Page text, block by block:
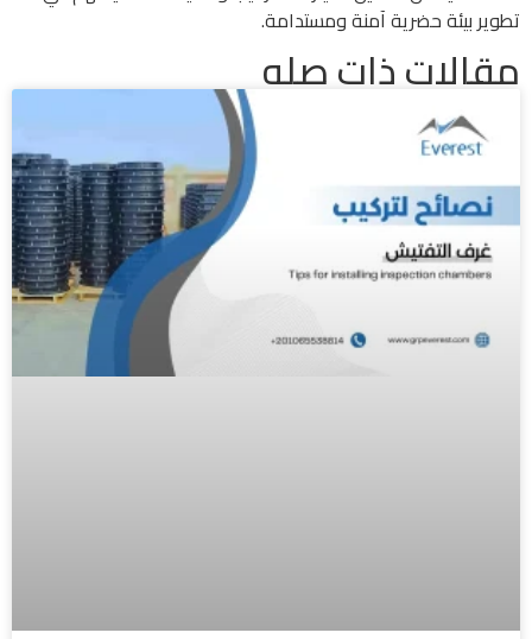
تطوير بيئة حضرية آمنة ومستدامة.
مقالات ذات صله